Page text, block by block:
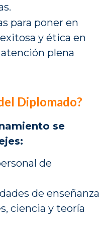
para poner en
y ética en
plena
Diplomado?
se
de
de enseñanza
ciencia y teoría